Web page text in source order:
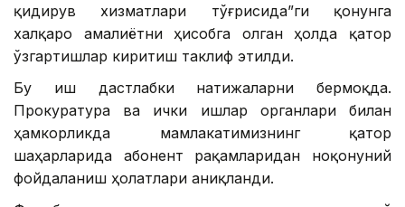
қидирув хизматлари тўғрисида”ги қонунга
халқаро амалиётни ҳисобга олган ҳолда қатор
ўзгартишлар киритиш таклиф этилди.
Бу иш дастлабки натижаларни бермоқда.
Прокуратура ва ички ишлар органлари билан
ҳамкорликда мамлакатимизнинг қатор
шаҳарларида абонент рақамларидан ноқонуний
фойдаланиш ҳолатлари аниқланди.